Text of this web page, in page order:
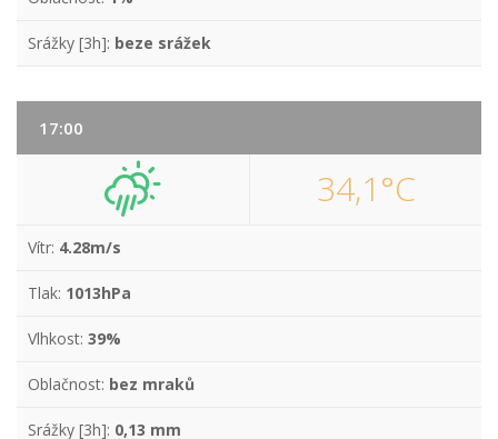
Srážky [3h]: beze srážek
17:00
34,1°C
Vítr: 4.28m/s
Tlak: 1013hPa
Vlhkost: 39%
Oblačnost: bez mraků
Srážky [3h]: 0,13 mm